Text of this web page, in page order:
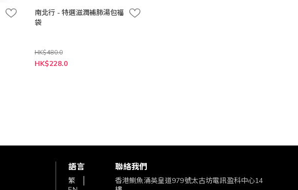
南北行 - 特選滋潤補肺湯包福
袋
HK$480.0
特
殊
HK$228.0
語言
繁
聯絡我們
香港鰂魚涌英皇道979號太古坊電訊盈科中心14